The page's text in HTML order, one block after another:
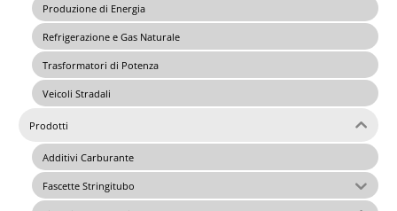
Produzione di Energia
Refrigerazione e Gas Naturale
Trasformatori di Potenza
Veicoli Stradali
Prodotti
Additivi Carburante
Fascette Stringitubo